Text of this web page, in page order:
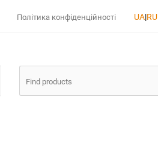
Політика конфіденційності UA|RU